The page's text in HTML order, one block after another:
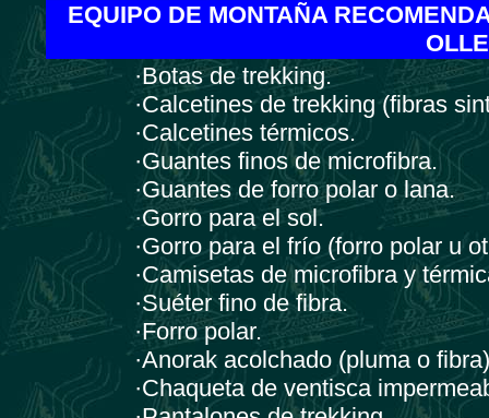
EQUIPO DE MONTAÑA
·Botas de trekking.
·Calcetines de trekking (fibras
·Calcetines térmicos.
·Guantes finos de microfibra.
·Guantes de forro polar o lana.
·Gorro para el sol.
·Gorro para el frío (forro polar u
·Camisetas de microfibra y
·Suéter fino de fibra.
·Forro polar.
·Anorak acolchado (pluma o
·Chaqueta de ventisca